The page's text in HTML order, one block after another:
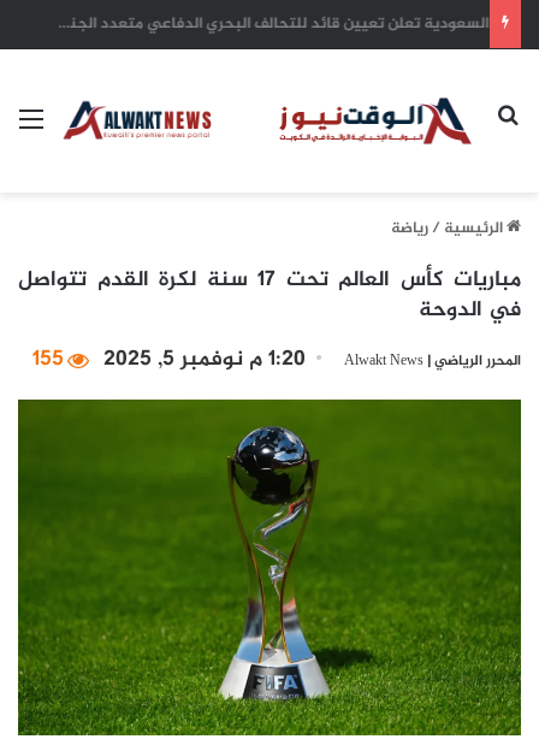
بلدية الكويت: التزام أصحاب الأعمال بترخيص أنشطتهم التجارية ضمان للاستدامة وحماية للاستثمارات
بحث عن
الرئيسية/رياضة
مباريات كأس العالم تحت 17 سنة لكرة القدم تتواصل
في الدوحة
المحرر الرياضي | Alwakt News 1:20 م نوفمبر 5, 2025 155